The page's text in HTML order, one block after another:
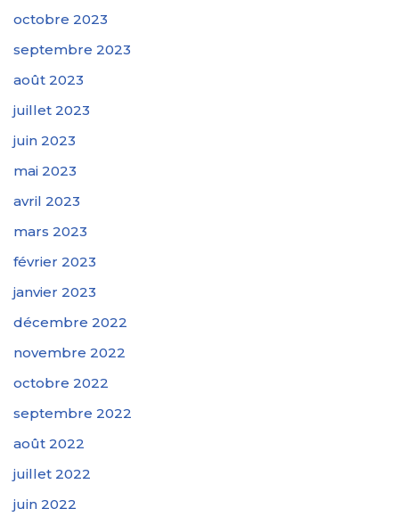
octobre 2023
septembre 2023
août 2023
juillet 2023
juin 2023
mai 2023
avril 2023
mars 2023
février 2023
janvier 2023
décembre 2022
novembre 2022
octobre 2022
septembre 2022
août 2022
juillet 2022
juin 2022